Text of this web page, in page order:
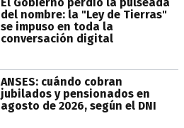
del nombre: la "Ley de Tierras"
se impuso en toda la
conversación digital
ANSES: cuándo cobran
jubilados y pensionados en
agosto de 2026, según el DNI